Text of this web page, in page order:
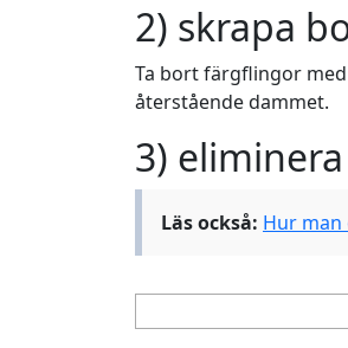
2) skrapa
Ta bort färgflingor
återstående dammet.
3)
Läs också: Hur